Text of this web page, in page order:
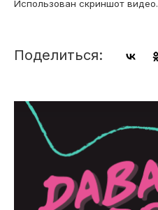
Использован скриншот видео.
Поделиться: